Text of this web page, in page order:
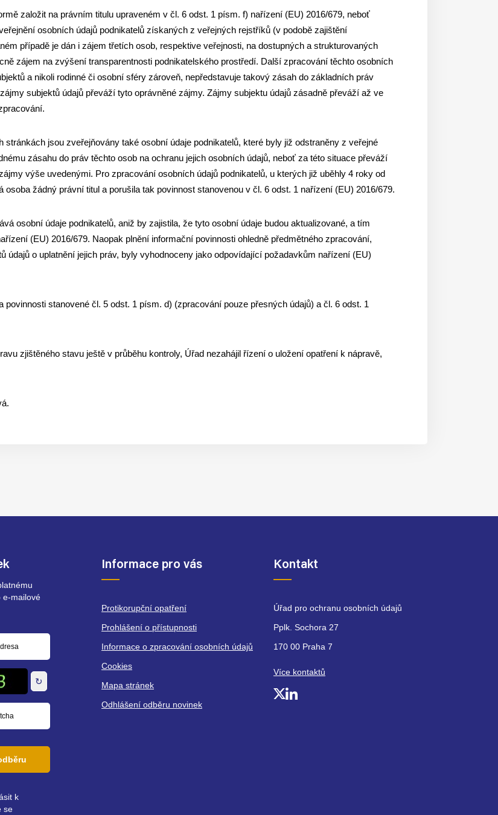
založit na právním titulu upraveném v čl. 6 odst. 1 písm. f) nařízení (EU) 2016/679, neboť
osobních údajů podnikatelů získaných z veřejných rejstříků (v podobě zajištění
případě je dán i zájem třetích osob, respektive veřejnosti, na dostupných a strukturovaných
zájem na zvýšení transparentnosti podnikatelského prostředí. Další zpracování těchto osobních
a nikoli rodinné či osobní sféry zároveň, nepředstavuje takový zásah do základních práv
subjektů údajů převáží tyto oprávněné zájmy. Zájmy subjektu údajů zásadně převáží až ve
jsou zveřejňovány také osobní údaje podnikatelů, které byly již odstraněny z veřejné
zásahu do práv těchto osob na ochranu jejich osobních údajů, neboť za této situace převáží
výše uvedenými. Pro zpracování osobních údajů podnikatelů, u kterých již uběhly 4 roky od
žádný právní titul a porušila tak povinnost stanovenou v čl. 6 odst. 1 nařízení (EU) 2016/679.
osobní údaje podnikatelů, aniž by zajistila, že tyto osobní údaje budou aktualizované, a tím
(EU) 2016/679. Naopak plnění informační povinnosti ohledně předmětného zpracování,
údajů o uplatnění jejich práv, byly vyhodnoceny jako odpovídající požadavkům nařízení (EU)
stanovené čl. 5 odst. 1 písm. d) (zpracování pouze přesných údajů) a čl. 6 odst. 1
zjištěného stavu ještě v průběhu kontroly, Úřad nezahájil řízení o uložení opatření k nápravě,
e-mailové
↻
k
se
Informace pro vás
Protikorupční opatření
Prohlášení o přístupnosti
Informace o zpracování osobních údajů
Cookies
Mapa stránek
Odhlášení odběru novinek
Kontakt
Úřad pro ochranu osobních údajů
Pplk. Sochora 27
170 00 Praha 7
Více kontaktů